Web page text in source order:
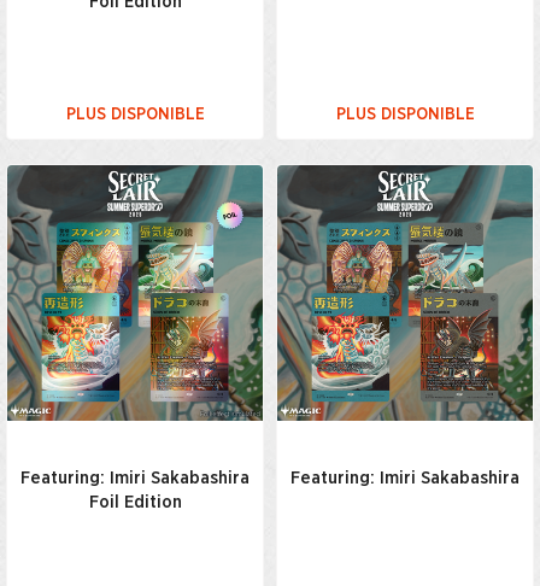
PLUS DISPONIBLE PLUS DISPONIBLE
Featuring: Imiri Sakabashira
Foil Edition
Featuring: Imiri Sakabashira